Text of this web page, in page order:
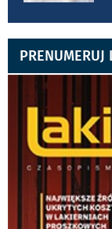
PRENUMERUJ